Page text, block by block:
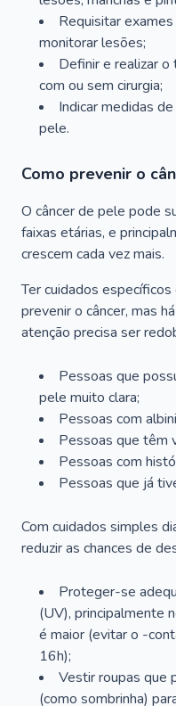
Requisitar
monitorar lesões;
Definir e realizar
com ou sem cirurgia;
Indicar medidas
pele.
Como prevenir o
O câncer de pele pode
faixas etárias, e
crescem cada vez mais.
Ter cuidados
prevenir o câncer, mas
atenção precisa ser
Pessoas que
pele muito clara;
Pessoas com
Pessoas que têm
Pessoas com
Pessoas que já
Com cuidados simples
reduzir as chances de
Proteger-se
(UV), principalmente
é maior (evitar o -
16h);
Vestir roupas que
(como sombrinha)